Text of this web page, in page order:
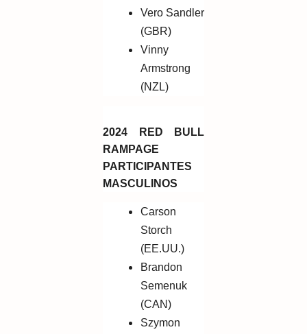
Vero Sandler
(GBR)
Vinny
Armstrong
(NZL)
2024 RED BULL
RAMPAGE
PARTICIPANTES
MASCULINOS
Carson
Storch
(EE.UU.)
Brandon
Semenuk
(CAN)
Szymon